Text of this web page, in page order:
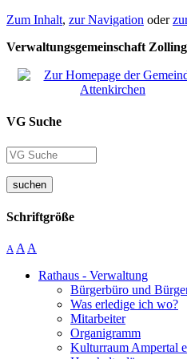
Zum Inhalt, zur Navigation oder
Verwaltungsgemeinschaft Zolling
VG Suche
suchen
Schriftgröße
A A A
Rathaus - Verwaltung
Bürgerbüro und
Was erledige ich wo?
Mitarbeiter
Organigramm
Kulturraum Ampertal